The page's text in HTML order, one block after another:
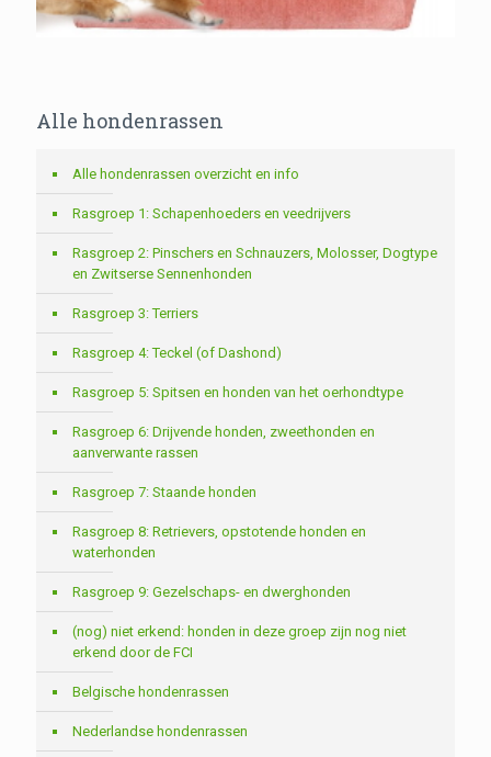
Alle hondenrassen
Alle hondenrassen overzicht en info
Rasgroep 1: Schapenhoeders en veedrijvers
Rasgroep 2: Pinschers en Schnauzers, Molosser, Dogtype
en Zwitserse Sennenhonden
Rasgroep 3: Terriers
Rasgroep 4: Teckel (of Dashond)
Rasgroep 5: Spitsen en honden van het oerhondtype
Rasgroep 6: Drijvende honden, zweethonden en
aanverwante rassen
Rasgroep 7: Staande honden
Rasgroep 8: Retrievers, opstotende honden en
waterhonden
Rasgroep 9: Gezelschaps- en dwerghonden
(nog) niet erkend: honden in deze groep zijn nog niet
erkend door de FCI
Belgische hondenrassen
Nederlandse hondenrassen